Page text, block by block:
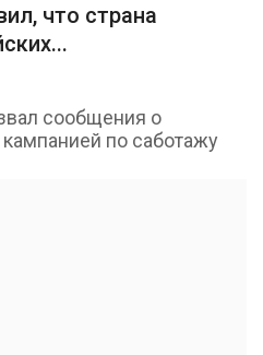
что страна
сообщения о
по саботажу